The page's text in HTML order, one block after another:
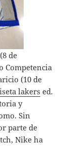
de
Competencia
(10 de
lakers ed.
y
Sin
parte de
Nike ha